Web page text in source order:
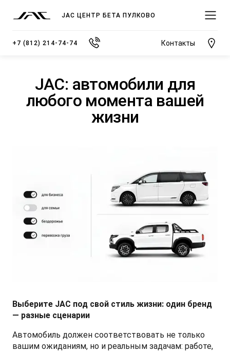
JAC ЦЕНТР БЕТА ПУЛКОВО
МОДЕЛИ
JS3 Кроссовер
от 1 484 000 ₽*
JS6 Кроссовер
от 1 949 000 ₽*
J7 Лифтбек
Видеообзоры модельного ряда JAC
ФИНАНСЫ И УСЛУГИ
Кредитный калькулятор
Полезная информация
ПОДДЕРЖКА
Регламент ТО
Руководство по обслуживанию и гарантия
Блог
СМИ о нас
Партнеры
+7 (812) 214-74-74 Контакты
JAC: автомобили для
любого момента вашей
жизни
Выберите JAC под свой стиль жизни: один бренд
— разные сценарии
Автомобиль должен соответствовать не только
вашим ожиданиям, но и реальным задачам: работе,